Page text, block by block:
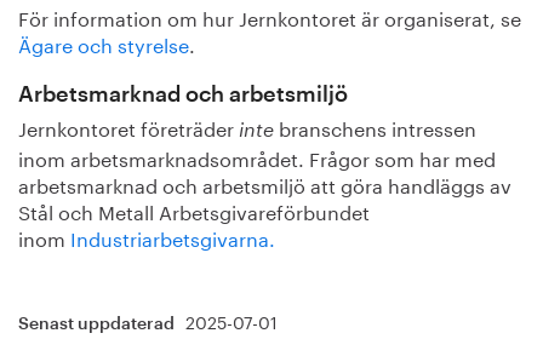
För information om hur Jernkontoret är organiserat, se
Ägare och styrelse.
Arbetsmarknad och arbetsmiljö
Jernkontoret företräder inte branschens intressen
inom arbetsmarknadsområdet. Frågor som har med
arbetsmarknad och arbetsmiljö att göra handläggs av
Stål och Metall Arbetsgivareförbundet
inom Industriarbetsgivarna.
Senast uppdaterad 2025-07-01